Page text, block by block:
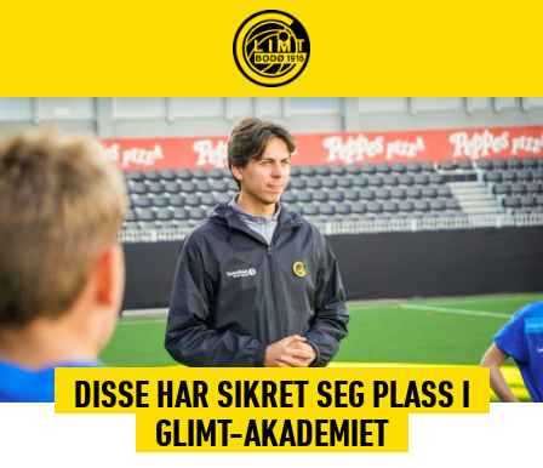
DISSE HAR SIKRET SEG PLASS I
GLIMT-AKADEMIET